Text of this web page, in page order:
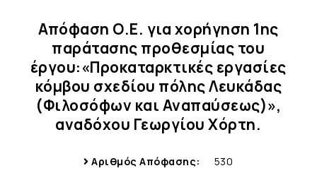
Απόφαση Ο.Ε. για χορήγηση 1ης
παράτασης προθεσμίας του
έργου:«Προκαταρκτικές εργασίες
κόμβου σχεδίου πόλης Λευκάδας
(Φιλοσόφων και Αναπαύσεως)»,
αναδόχου Γεωργίου Χόρτη.
Αριθμός Απόφασης: 530